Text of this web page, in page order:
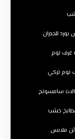
للجدران
غرف نوم
نوم تركي
سامسونج
خشب
ملابس